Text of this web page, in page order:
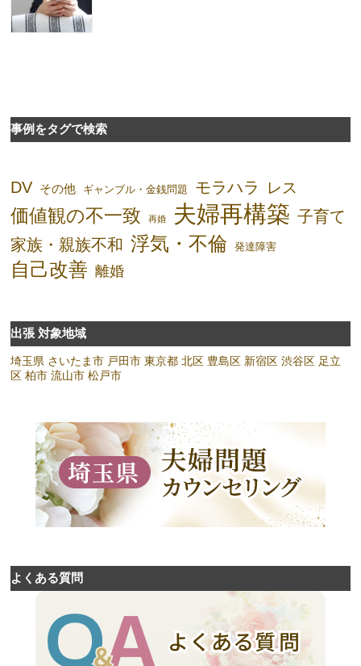
事例をタグで検索
DV その他 ギャンブル・金銭問題 モラハラ レス
価値観の不一致 再婚 夫婦再構築 子育て
家族・親族不和 浮気・不倫 発達障害
自己改善 離婚
出張 対象地域
埼玉県 さいたま市 戸田市 東京都 北区 豊島区 新宿区 渋谷区 足立
区 柏市 流山市 松戸市
よくある質問